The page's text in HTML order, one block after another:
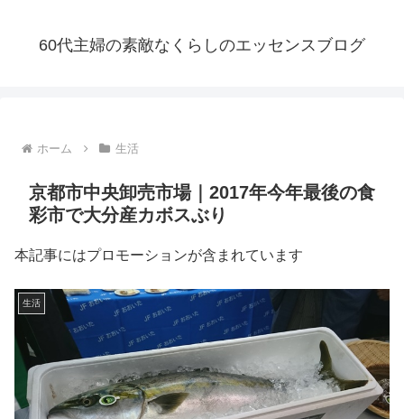
60代主婦の素敵なくらしのエッセンスブログ
ホーム 生活
京都市中央卸売市場｜2017年今年最後の食
彩市で大分産カボスぶり
本記事にはプロモーションが含まれています
生活